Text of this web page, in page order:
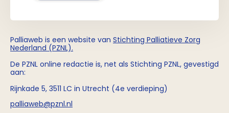
Palliaweb is een website van Stichting Palliatieve Zorg
Nederland (PZNL).
De PZNL online redactie is, net als Stichting PZNL, gevestigd
aan:
Rijnkade 5, 3511 LC in Utrecht (4e verdieping)
palliaweb@pznl.nl